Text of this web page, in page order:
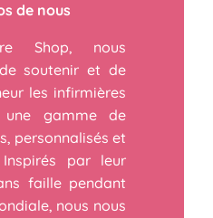
de nous
Shop, nous
soutenir et de
les infirmières
gamme de
personnalisés et
Inspirés par leur
faille pendant
nous nous